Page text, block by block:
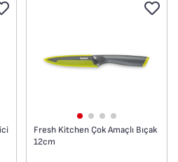
ve olağanüstü performans
Fresh Kitchen Çok Amaçlı Bıçak
12cm